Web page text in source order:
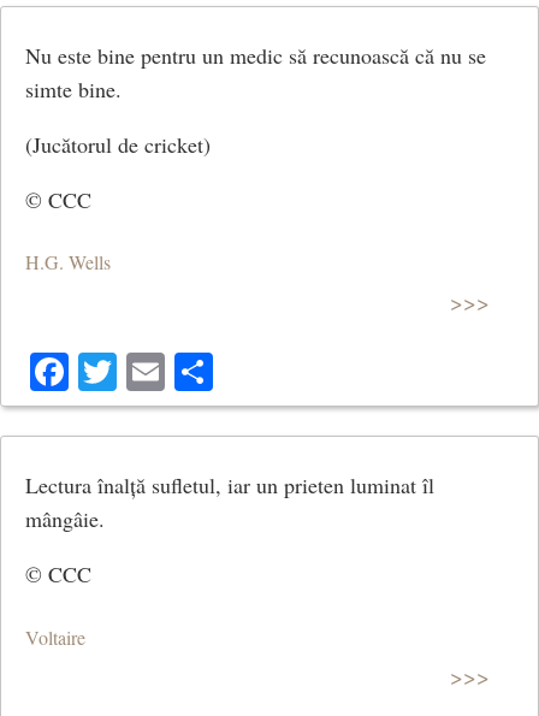
Nu este bine pentru un medic să recunoască că nu se
simte bine.
(Jucătorul de cricket)
© CCC
H.G. Wells
>>>
Facebook
Twitter
Email
Lectura înalță sufletul, iar un prieten luminat îl
mângâie.
© CCC
Voltaire
>>>